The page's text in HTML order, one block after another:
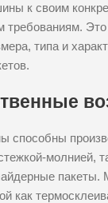
к своим
требованиям.
типа и
способны
молнией,
пакеты.
как